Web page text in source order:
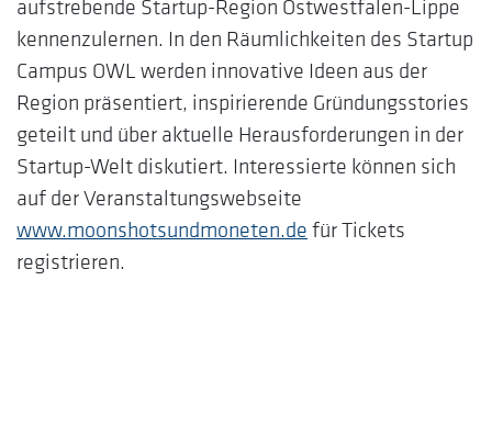
aufstrebende Startup-Region Ostwestfalen-Lippe
kennenzulernen. In den Räumlichkeiten des Startup
Campus OWL werden innovative Ideen aus der
Region präsentiert, inspirierende Gründungsstories
geteilt und über aktuelle Herausforderungen in der
Startup-Welt diskutiert. Interessierte können sich
auf der Veranstaltungswebseite
www.moonshotsundmoneten.de für Tickets
registrieren.